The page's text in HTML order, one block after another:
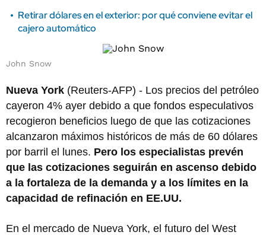
Retirar dólares en el exterior: por qué conviene evitar el
cajero automático
John Snow
Nueva York (Reuters-AFP) - Los precios del petróleo
cayeron 4% ayer debido a que fondos especulativos
recogieron beneficios luego de que las cotizaciones
alcanzaron máximos históricos de más de 60 dólares
por barril el lunes. Pero los especialistas prevén
que las cotizaciones seguirán en ascenso debido
a la fortaleza de la demanda y a los límites en la
capacidad de refinación en EE.UU.
En el mercado de Nueva York, el futuro del West